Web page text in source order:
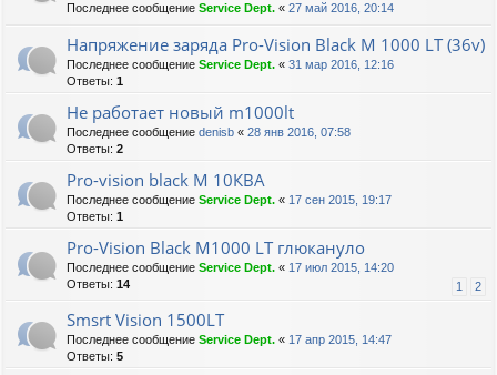
Последнее сообщение Service Dept. « 27 май 2016, 20:14
Напряжение заряда Pro-Vision Black M 1000 LT (36v)
Последнее сообщение Service Dept. « 31 мар 2016, 12:16
Ответы: 1
Не работает новый m1000lt
Последнее сообщение denisb « 28 янв 2016, 07:58
Ответы: 2
Pro-vision black M 10КВА
Последнее сообщение Service Dept. « 17 сен 2015, 19:17
Ответы: 1
Pro-Vision Black M1000 LT глюкануло
Последнее сообщение Service Dept. « 17 июл 2015, 14:20
Ответы: 14 1 2
Smsrt Vision 1500LT
Последнее сообщение Service Dept. « 17 апр 2015, 14:47
Ответы: 5